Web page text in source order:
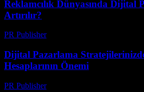
Reklamcılık Dünyasında Dijital
Artırılır?
PR Publisher-
Dijital Pazarlama
Hesaplarının Önemi
PR Publisher-